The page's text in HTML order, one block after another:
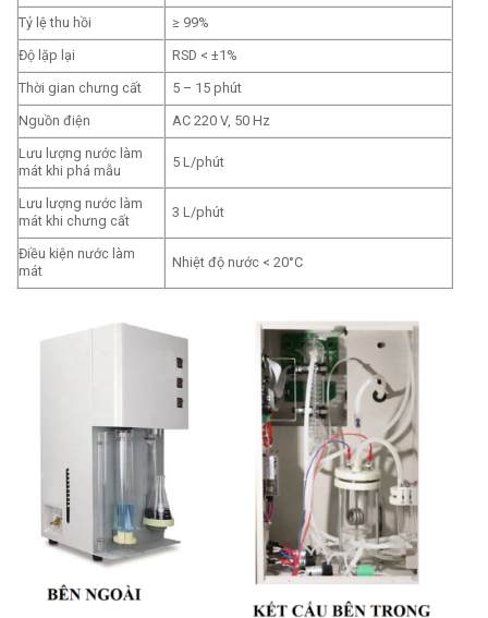
Tỷ lệ thu hồi
≥ 99%
Độ lặp lại
RSD < ±1%
Thời gian chưng cất
5 – 15 phút
Nguồn điện
AC 220 V, 50 Hz
Lưu lượng nước làm
mát khi phá mẫu
5 L/phút
Lưu lượng nước làm
mát khi chưng cất
3 L/phút
Điều kiện nước làm
mát
Nhiệt độ nước < 20°C